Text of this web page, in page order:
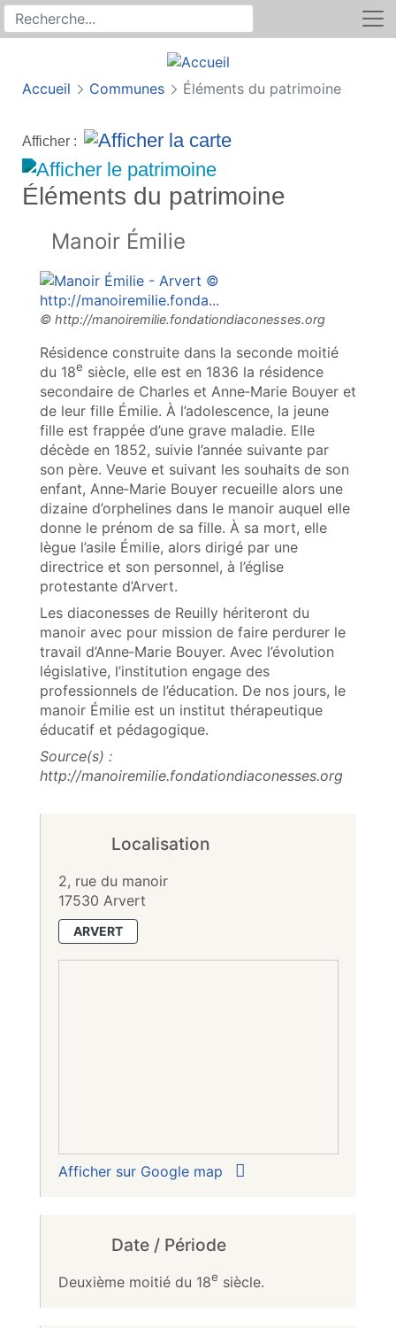
Recherche sur le site
Rechercher
Accueil Communes Éléments du patrimoine
Afficher :
Éléments du patrimoine
Manoir Émilie
Résidence construite dans la seconde moitié
du 18e siècle, elle est en 1836 la résidence
secondaire de Charles et Anne‑Marie Bouyer et
de leur fille Émilie. À l’adolescence, la jeune
fille est frappée d’une grave maladie. Elle
décède en 1852, suivie l’année suivante par
son père. Veuve et suivant les souhaits de son
enfant, Anne‑Marie Bouyer recueille alors une
dizaine d’orphelines dans le manoir auquel elle
donne le prénom de sa fille. À sa mort, elle
lègue l’asile Émilie, alors dirigé par une
directrice et son personnel, à l’église
protestante d’Arvert.
Les diaconesses de Reuilly hériteront du
manoir avec pour mission de faire perdurer le
travail d’Anne‑Marie Bouyer. Avec l’évolution
législative, l’institution engage des
professionnels de l’éducation. De nos jours, le
manoir Émilie est un institut thérapeutique
éducatif et pédagogique.
Source(s) :
http://manoiremilie.fondationdiaconesses.org
Localisation
2, rue du manoir
17530 Arvert
ARVERT
Afficher sur Google map
Date / Période
Deuxième moitié du 18e siècle.